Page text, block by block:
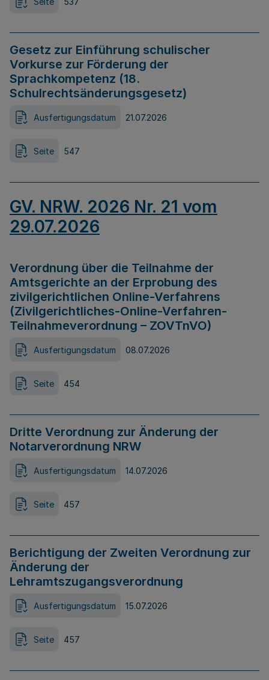
Gesetz zur Einführung schulischer
Vorkurse zur Förderung der
Sprachkompetenz (18.
Schulrechtsänderungsgesetz)
Ausfertigungsdatum 21.07.2026
Seite 547
GV. NRW. 2026 Nr. 21 vom
29.07.2026
Verordnung über die Teilnahme der
Amtsgerichte an der Erprobung des
zivilgerichtlichen Online-Verfahrens
(Zivilgerichtliches-Online-Verfahren-
Teilnahmeverordnung – ZOVTnVO)
Ausfertigungsdatum 08.07.2026
Seite 454
Dritte Verordnung zur Änderung der
Notarverordnung NRW
Ausfertigungsdatum 14.07.2026
Seite 457
Berichtigung der Zweiten Verordnung zur
Änderung der
Lehramtszugangsverordnung
Ausfertigungsdatum 15.07.2026
Seite 457